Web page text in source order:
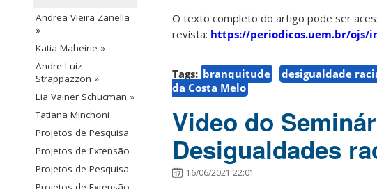
Andrea Vieira Zanella
»
Katia Maheirie »
Andre Luiz
Strappazzon »
Lia Vainer Schucman »
Tatiana Minchoni
Projetos de Pesquisa
Projetos de Extensão
Projetos de Pesquisa
O texto completo do artigo pode ser
revista: https://periodicos.uem.br/ojs/
Tags: branquitude desigualdade
da Costa Melo
Video do
Desigualdades
16/06/2021 22:01